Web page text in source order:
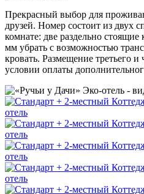
Прекрасный выбор для
друзей. Номер состоит из двух
комнате: две раздельно
мм убрать с возможностью
кровать. Размещение третьего и
условии оплаты